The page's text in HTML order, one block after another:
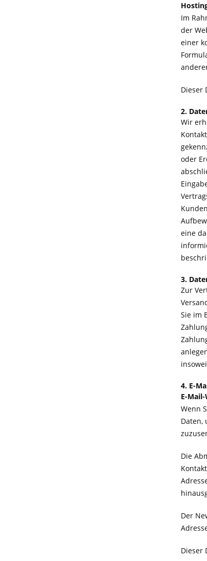
Im
der
einer
Dieser
2.
Wir
oder
eine
3.
Zur
Sie im
4. E-
E-
Wenn
Daten,
Die
Der
Dieser